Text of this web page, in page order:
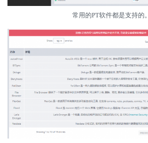
常用的PT软件都是支持的。